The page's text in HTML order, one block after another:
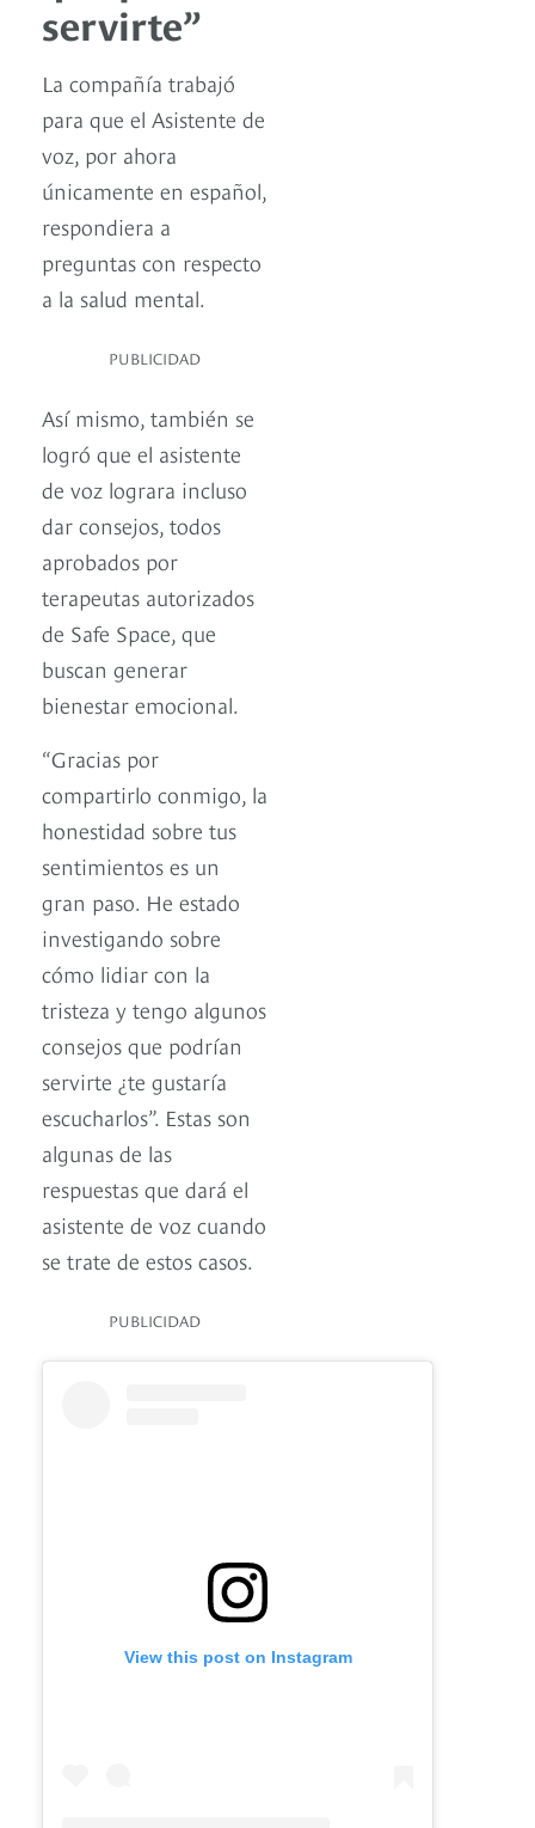
servirte”
La compañía trabajó
para que el Asistente de
voz, por ahora
únicamente en español,
respondiera a
preguntas con respecto
a la salud mental.
PUBLICIDAD
Así mismo, también se
logró que el asistente
de voz lograra incluso
dar consejos, todos
aprobados por
terapeutas autorizados
de Safe Space, que
buscan generar
bienestar emocional.
“Gracias por
compartirlo conmigo, la
honestidad sobre tus
sentimientos es un
gran paso. He estado
investigando sobre
cómo lidiar con la
tristeza y tengo algunos
consejos que podrían
servirte ¿te gustaría
escucharlos”. Estas son
algunas de las
respuestas que dará el
asistente de voz cuando
se trate de estos casos.
PUBLICIDAD
View this post on Instagram